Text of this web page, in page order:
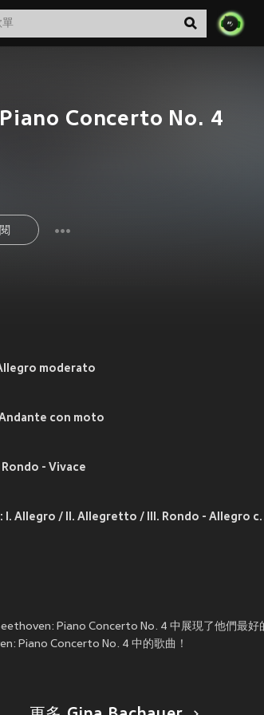
Concerto No. 4
moderato
con moto
- Vivace
Piano Sonata No. 9 in E
Piano Concerto No. 4 中展現了他們最好
Piano Concerto No. 4 中的歌曲！